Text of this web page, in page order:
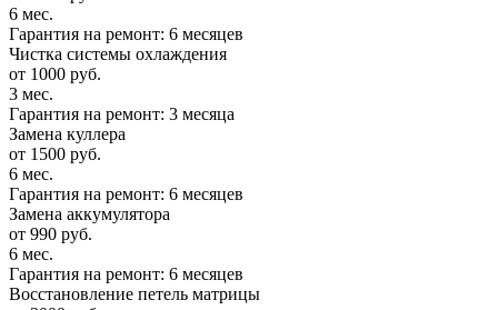
6 мес.
Гарантия на ремонт: 6 месяцев
Чистка системы охлаждения
от 1000 руб.
3 мес.
Гарантия на ремонт: 3 месяца
Замена куллера
от 1500 руб.
6 мес.
Гарантия на ремонт: 6 месяцев
Замена аккумулятора
от 990 руб.
6 мес.
Гарантия на ремонт: 6 месяцев
Восстановление петель матрицы